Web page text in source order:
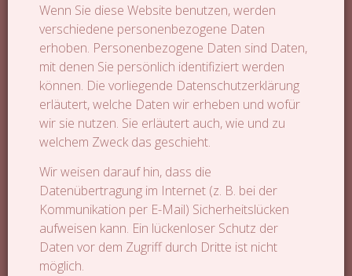
Wenn Sie diese Website benutzen, werden
verschiedene personenbezogene Daten
erhoben. Personenbezogene Daten sind Daten,
mit denen Sie persönlich identifiziert werden
können. Die vorliegende Datenschutzerklärung
erläutert, welche Daten wir erheben und wofür
wir sie nutzen. Sie erläutert auch, wie und zu
welchem Zweck das geschieht.
Wir weisen darauf hin, dass die
Datenübertragung im Internet (z. B. bei der
Kommunikation per E-Mail) Sicherheitslücken
aufweisen kann. Ein lückenloser Schutz der
Daten vor dem Zugriff durch Dritte ist nicht
möglich.